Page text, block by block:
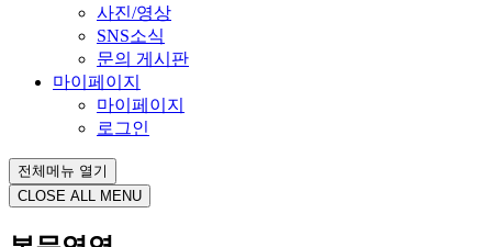
사진/영상
SNS소식
문의 게시판
마이페이지
마이페이지
로그인
전체메뉴 열기
CLOSE ALL MENU